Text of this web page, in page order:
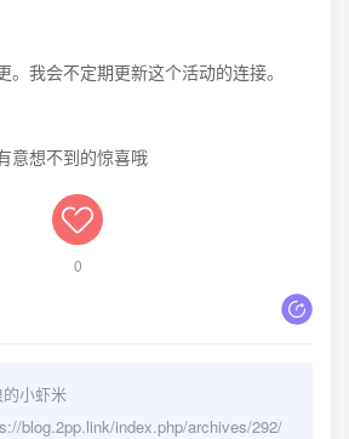
。我会不定期更新这个活动的连接。
意想不到的惊喜哦
0
小虾米
blog.2pp.link/index.php/archives/292/